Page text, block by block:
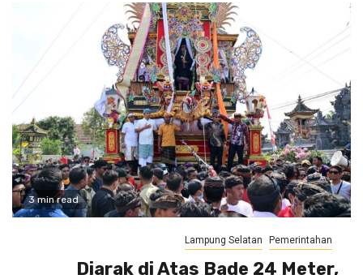
3 min read
Lampung Selatan Pemerintahan
Diarak di Atas Bade 24 Meter,